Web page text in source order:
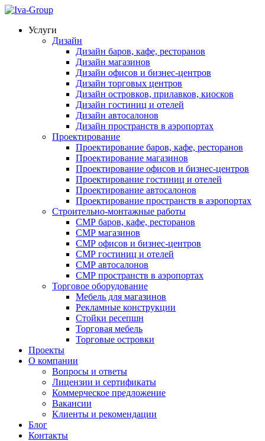
Услуги
Дизайн
Дизайн баров, кафе, ресторанов
Дизайн магазинов
Дизайн офисов и бизнес-центров
Дизайн торговых центров
Дизайн островков, прилавков, киосков
Дизайн гостиниц и отелей
Дизайн автосалонов
Дизайн пространств в аэропортах
Проектирование
Проектирование баров, кафе, ресторанов
Проектирование магазинов
Проектирование офисов и бизнес-центров
Проектирование гостиниц и отелей
Проектирование автосалонов
Проектирование пространств в аэропортах
Строительно-монтажные работы
СМР баров, кафе, ресторанов
СМР магазинов
СМР офисов и бизнес-центров
СМР гостиниц и отелей
СМР автосалонов
СМР пространств в аэропортах
Торговое оборудование
Мебель для магазинов
Рекламные конструкции
Стойки ресепшн
Торговая мебель
Торговые островки
Проекты
О компании
Вопросы и ответы
Лицензии и сертификаты
Коммерческое предложение
Вакансии
Клиенты и рекомендации
Блог
Контакты